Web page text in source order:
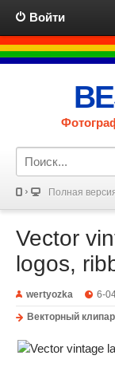
Войти
Полная
Vector
logos,
wertyozka 6-
Векторный